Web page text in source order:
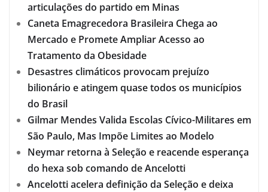
articulações do partido em Minas
Caneta Emagrecedora Brasileira Chega ao
Mercado e Promete Ampliar Acesso ao
Tratamento da Obesidade
Desastres climáticos provocam prejuízo
bilionário e atingem quase todos os municípios
do Brasil
Gilmar Mendes Valida Escolas Cívico-Militares em
São Paulo, Mas Impõe Limites ao Modelo
Neymar retorna à Seleção e reacende esperança
do hexa sob comando de Ancelotti
Ancelotti acelera definição da Seleção e deixa